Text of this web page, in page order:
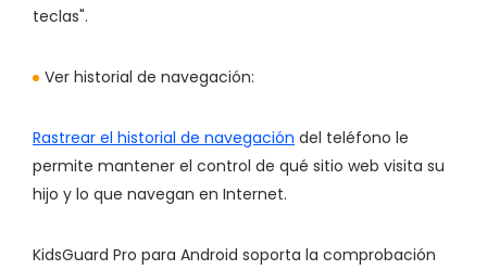
teclas".
Ver historial de navegación:
Rastrear el historial de navegación del teléfono le
permite mantener el control de qué sitio web visita su
hijo y lo que navegan en Internet.
KidsGuard Pro para Android soporta la comprobación